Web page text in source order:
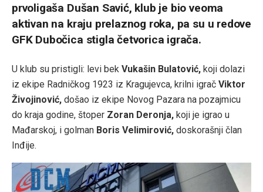
prvoligaša Dušan Savić, klub je bio veoma
aktivan na kraju prelaznog roka, pa su u redove
GFK Dubočica stigla četvorica igrača.
U klub su pristigli: levi bek Vukašin Bulatović, koji dolazi
iz ekipe Radničkog 1923 iz Kragujevca, krilni igrač Viktor
Živojinović, došao iz ekipe Novog Pazara na pozajmicu
do kraja godine, štoper Zoran Deronja, koji je igrao u
Mađarskoj, i golman Boris Velimirović, doskorašnji član
Inđije.